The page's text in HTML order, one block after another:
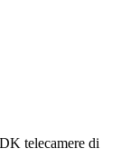
telecamere di